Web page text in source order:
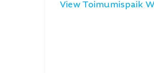
View Toimumispaik